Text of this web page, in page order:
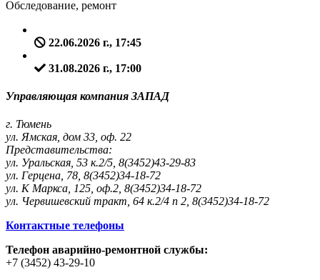
Обследование, ремонт
22.06.2026 г., 17:45
31.08.2026 г., 17:00
Управляющая компания ЗАПАД
г. Тюмень
ул. Ямская, дом 33, оф. 22
Представительства:
ул. Уральская, 53 к.2/5, 8(3452)43-29-83
ул. Герцена, 78, 8(3452)34-18-72
ул. К Маркса, 125, оф.2, 8(3452)34-18-72
ул. Червишевский тракт, 64 к.2/4 п 2, 8(3452)34-18-72
Контактные телефоны
Телефон аварийно-ремонтной службы:
+7 (3452) 43-29-10